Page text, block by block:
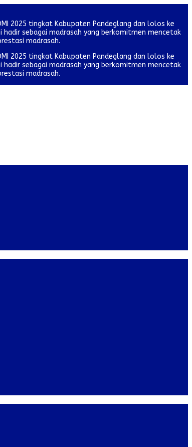
2025 tingkat Kabupaten Pandeglang dan lolos ke
hadir sebagai madrasah yang berkomitmen mencetak
madrasah.
2025 tingkat Kabupaten Pandeglang dan lolos ke
hadir sebagai madrasah yang berkomitmen mencetak
madrasah.